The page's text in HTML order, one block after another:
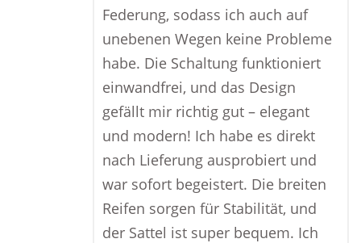
Federung, sodass ich auch auf
unebenen Wegen keine Probleme
habe. Die Schaltung funktioniert
einwandfrei, und das Design
gefällt mir richtig gut – elegant
und modern! Ich habe es direkt
nach Lieferung ausprobiert und
war sofort begeistert. Die breiten
Reifen sorgen für Stabilität, und
der Sattel ist super bequem. Ich